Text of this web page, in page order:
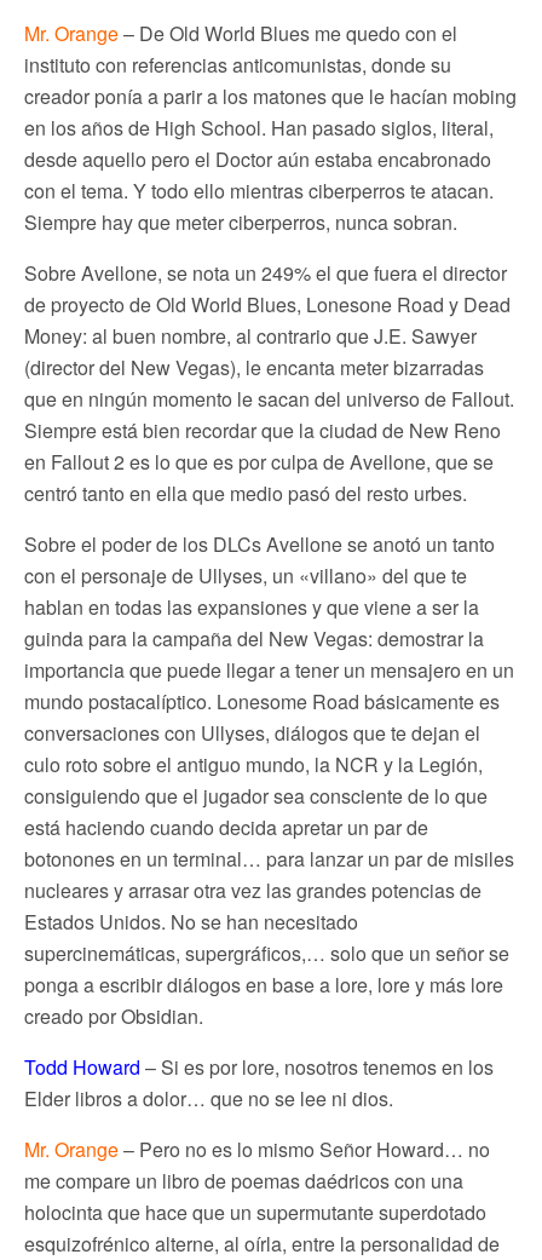
Mr. Orange– De Old World Blues me quedo con el
instituto con referencias anticomunistas, donde su
creador ponía a parir a los matones que le hacían mobing
en los años de High School. Han pasado siglos, literal,
desde aquello pero el Doctor aún estaba encabronado
con el tema. Y todo ello mientras ciberperros te atacan.
Siempre hay que meter ciberperros, nunca sobran.
Sobre Avellone, se nota un 249% el que fuera el director
de proyecto de Old World Blues, Lonesone Road y Dead
Money: al buen nombre, al contrario que J.E. Sawyer
(director del New Vegas), le encanta meter bizarradas
que en ningún momento le sacan del universo de Fallout.
Siempre está bien recordar que la ciudad de New Reno
en Fallout 2 es lo que es por culpa de Avellone, que se
centró tanto en ella que medio pasó del resto urbes.
Sobre el poder de los DLCs Avellone se anotó un tanto
con el personaje de Ullyses, un «villano» del que te
hablan en todas las expansiones y que viene a ser la
guinda para la campaña del New Vegas: demostrar la
importancia que puede llegar a tener un mensajero en un
mundo postacalíptico. Lonesome Road básicamente es
conversaciones con Ullyses, diálogos que te dejan el
culo roto sobre el antiguo mundo, la NCR y la Legión,
consiguiendo que el jugador sea consciente de lo que
está haciendo cuando decida apretar un par de
botonones en un terminal… para lanzar un par de misiles
nucleares y arrasar otra vez las grandes potencias de
Estados Unidos. No se han necesitado
supercinemáticas, supergráficos,… solo que un señor se
ponga a escribir diálogos en base a lore, lore y más lore
creado por Obsidian.
Todd Howard – Si es por lore, nosotros tenemos en los
Elder libros a dolor… que no se lee ni dios.
Mr. Orange– Pero no es lo mismo Señor Howard… no
me compare un libro de poemas daédricos con una
holocinta que hace que un supermutante superdotado
esquizofrénico alterne, al oírla, entre la personalidad de